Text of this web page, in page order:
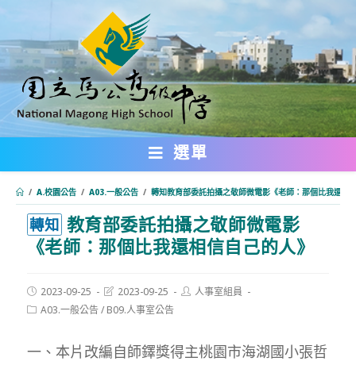
轉
主
要
內
選單
/ A.校園公告 / A03.一般公告 / 轉知教育部委託拍攝之敬師微電影《老師：那個比我還相
轉知 教育部委託拍攝之敬師微電影
《老師：那個比我還相信自己的人》
Post
published:
2023-09-25
Post
modified:
2023-09-25
Post人事室組員
PostA03.一般公告/ B09.人事室公告
一、本片改編自師鐸獎得主桃園市海湖國小張哲